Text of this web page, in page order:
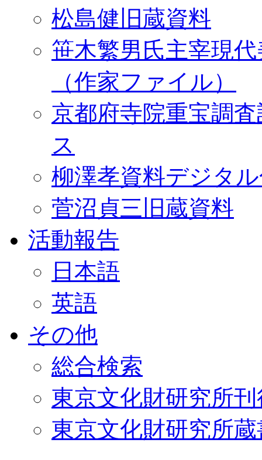
松島健旧蔵資料
笹木繁男氏主宰現
（作家ファイル）
京都府寺院重宝調
ス
柳澤孝資料デジタ
菅沼貞三旧蔵資料
活動報告
日本語
英語
その他
総合検索
東京文化財研究所
東京文化財研究所